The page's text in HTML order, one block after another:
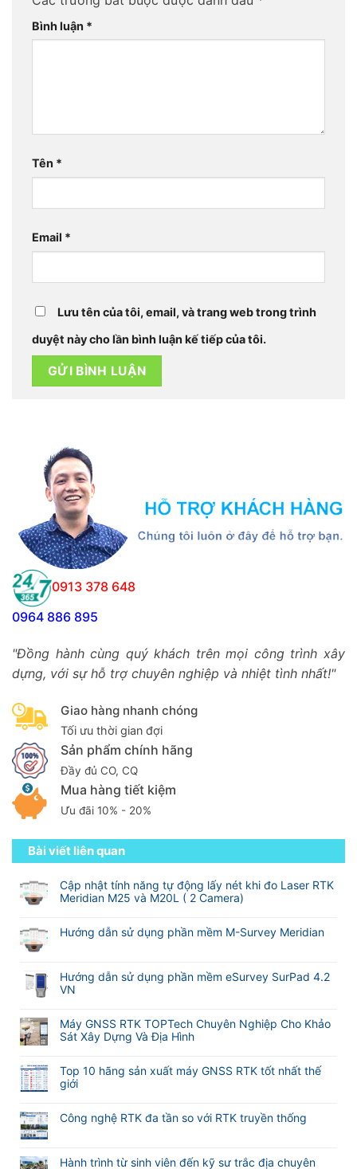
Bình luận *
Tên *
Email *
Lưu tên của tôi, email, và trang web trong trình
duyệt này cho lần bình luận kế tiếp của tôi.
0913 378 648
0964 886 895
"Đồng hành cùng quý khách trên mọi công trình xây
dựng, với sự hỗ trợ chuyên nghiệp và nhiệt tình nhất!"
Giao hàng nhanh chóng
Tối ưu thời gian đợi
Sản phẩm chính hãng
Đầy đủ CO, CQ
Mua hàng tiết kiệm
Ưu đãi 10% - 20%
Bài viết liên quan
Cập nhật tính năng tự động lấy nét khi đo Laser RTK
Meridian M25 và M20L ( 2 Camera)
có
bình
Cập
nhật
tự
động
nét
khi
đo
RTK
và
Hướng dẫn sử dụng phần mềm M-Survey Meridian
bình
luận
dẫn
sử
mềm
M-
Meridian
Hướng dẫn sử dụng phần mềm eSurvey SurPad 4.2
VN
có
bình
luận
Hướng
dẫn
sử
phần
SurPad
Máy GNSS RTK TOPTech Chuyên Nghiệp Cho Khảo
Sát Xây Dựng Và Địa Hình
có
bình
luận
Máy
GNSS
Top 10 hãng sản xuất máy GNSS RTK tốt nhất thế
giới
có
bình
Top
Công nghệ RTK đa tần so với RTK truyền thống
bình
Hành trình từ sinh viên đến kỹ sư trắc địa chuyên